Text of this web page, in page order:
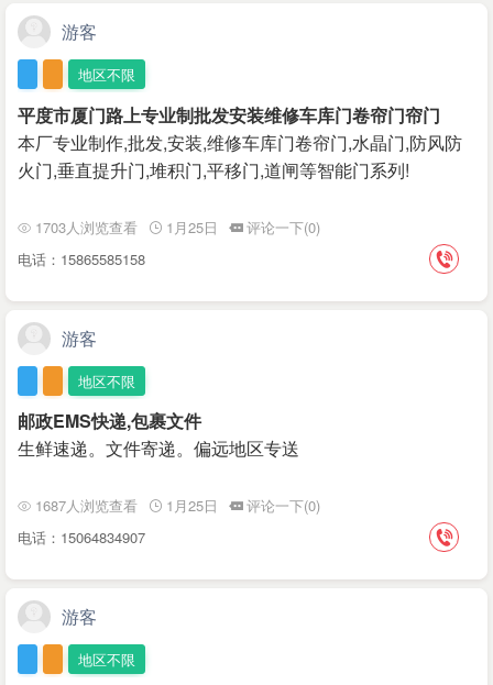
游客
地区不限
平度市厦门路上专业制批发安装维修车库门卷帘门帘门
本厂专业制作,批发,安装,维修车库门卷帘门,水晶门,防风防
火门,垂直提升门,堆积门,平移门,道闸等智能门系列!
1703人浏览查看 1月25日
评论一下(0)
电话：15865585158
游客
地区不限
邮政EMS快递,包裹文件
生鲜速递。文件寄递。偏远地区专送
1687人浏览查看 1月25日
评论一下(0)
电话：15064834907
游客
地区不限